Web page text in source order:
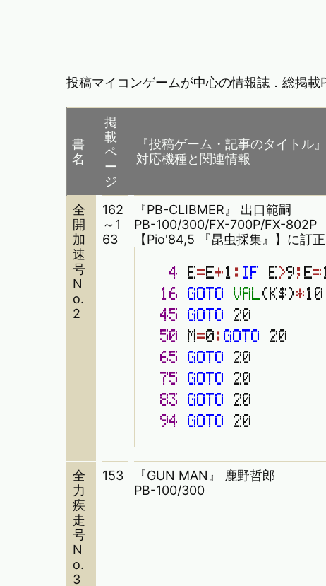
投稿マイコンゲームが中心の情報誌．総掲載
書
名
掲
載
ペ
ー
ジ
『投稿ゲーム・記事のタイト
対応機種と関連情報
全
開
加
速
号
N
o.
2
162
～1
63
『PB-CLIBMER』 出口範嗣
PB-100/300/FX-700P/FX-802P
【Pio'84,5 『昆虫採集』】に訂正
4 E=E+1 : IF E>9; E=
1 6 GOTO VAL(K$)*1 0
45 GOTO 20
50 M=0: GOTO 20
65 GOTO 20
75 GOTO 20
83 GOTO 20
94 GOTO 20
全
力
疾
走
号
N
o.
3
153
『GUN MAN』 鹿野哲郎
PB-100/300